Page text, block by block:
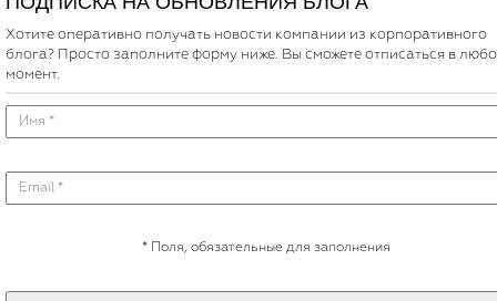
Хотите оперативно получать новости компании из корпоративного
блога? Просто заполните форму ниже. Вы сможете отписаться в
момент.
* Поля, обязательные для заполнения